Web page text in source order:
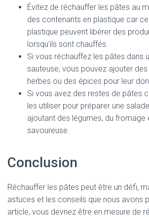
Évitez de réchauffer les pâtes au
des contenants en plastique car
plastique peuvent libérer des
lorsqu’ils sont chauffés.
Si vous réchauffez les pâtes dans
sauteuse, vous pouvez ajouter
herbes ou des épices pour leur
Si vous avez des restes de pâtes
les utiliser pour préparer une
ajoutant des légumes, du fromage
savoureuse.
Conclusion
Réchauffer les pâtes peut être un défi,
astuces et les conseils que nous avons
article, vous devriez être en mesure de